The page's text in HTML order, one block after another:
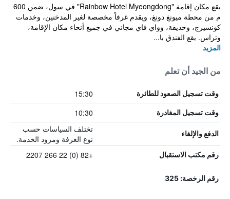
يقع مكان إقامة "Rainbow Hotel Myeongdong" في سول، ضمن 600
م من محطة ميونغ دونغ، ويقدم غرفاً مخصصة لغير المدخنين، وخدمات
كونسيرج، وحديقة، وواي فاي مجاني في جميع أنحاء مكان الإقامة،
وتراس. يقع الفندق با...
المزيد
من الجيد أن تعلم
وقت تسجيل الصعود للطائرة 15:30
وقت تسجيل المغادرة 10:30
الدفع والإلغاء
تختلف السياسات حسب
نوع الغرفة ومزود الخدمة.
رقم مكتب الاستقبال +82 (0) 22 266 2207
رقم الرخصة: 325